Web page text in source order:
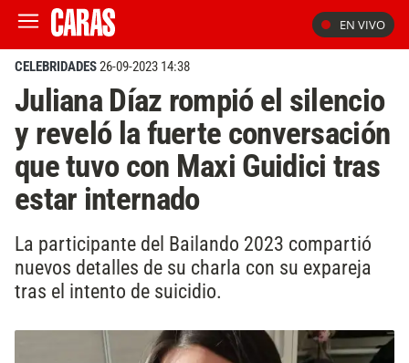
EN VIVO
CELEBRIDADES26-09-2023 14:38
Juliana Díaz rompió el silencio
y reveló la fuerte conversación
que tuvo con Maxi Guidici tras
estar internado
La participante del Bailando 2023 compartió
nuevos detalles de su charla con su expareja
tras el intento de suicidio.